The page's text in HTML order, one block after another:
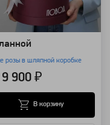
розы в шляпной коробке
900 ₽
В корзину